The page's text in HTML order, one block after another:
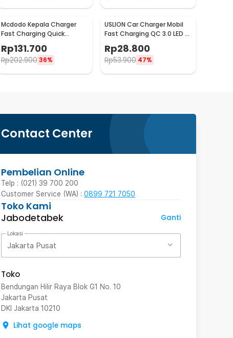
Mcdodo Kepala Charger
Fast Charging Quick
Charge Dual Port USB 33 W
- CH-092
Rp131.700
Rp202.900 36%
USLION Car Charger Mobil
Fast Charging QC 3.0 LED 5
USB Port A 15A 18W - BK-359
Rp28.800
Rp53.900 47%
Contact Center
Pembelian Online
Telp : (021) 39 700 200
Customer Service (WA) : 0899 721 7050
Toko Kami
Jabodetabek
Ganti
Lokasi
Jakarta Pusat
Toko
Bendungan Hilir Raya Blok G1 No. 10
Jakarta Pusat
DKI Jakarta 10210
Lihat google maps